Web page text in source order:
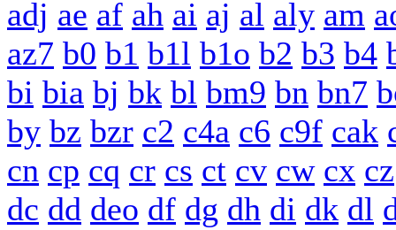
adj ae af ah ai aj al aly am
az7 b0 b1 b1l b1o b2 b3 b4
bi bia bj bk bl bm9 bn bn7
by bz bzr c2 c4a c6 c9f cak
cn cp cq cr cs ct cv cw cx cz
dc dd deo df dg dh di dk dl